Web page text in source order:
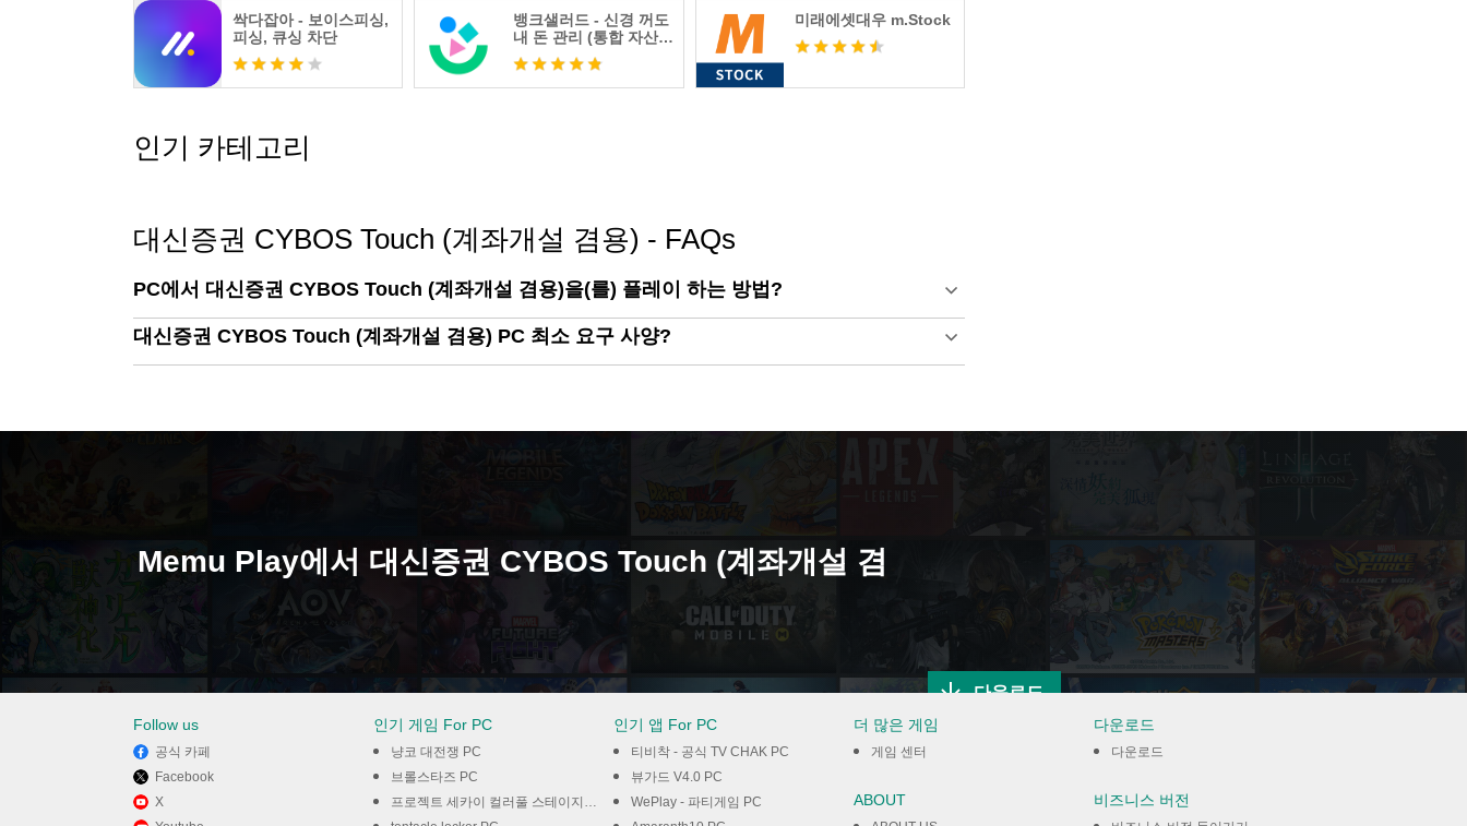
[앱 접근권한에 대한 고지]
※ [정보통신망 이용촉진 및 정보보호 등에 관한 법률] 제22조의 2 신설 및 시행령 개정에 따라 대신증권 모바
일 서비스 제공을 위하여 필요한 접근권한을 아래와 같이 안내해드립니다.
[필수적 접근권한]
- 전화 : 기기정보 및 상태 확인, 고객센터 연결을 위한 권한
[선택적 접근권한]
- 주소록 : 앱 소개 메시지 / 주식 현재가 / 이벤트 등 공유 시 주소록의 친구목록 접근 권한
- 마이크 : 챗봇 상담시 음성입력 또는 음성인식으로 종목선택을 위한 접근 권한
※ 선택적 접근권한의 허용에 동의하지 않아도 필수 서비스 이용이 가능하나, 필요한 일부 기능 사용에 제한
이 있을 수 있습니다.
싹다잡아 - 보이스피싱,
피싱, 큐싱 차단
뱅크샐러드 - 신경 꺼도
내 돈 관리 (통합 자산관
리, 자동 가계부)
미래에셋대우 m.Stock
인기 카테고리
대신증권 CYBOS Touch (계좌개설 겸용) - FAQs
PC에서 대신증권 CYBOS Touch (계좌개설 겸용)을(를) 플레이 하는 방법?
대신증권 CYBOS Touch (계좌개설 겸용) PC 최소 요구 사양?
Memu Play에서 대신증권 CYBOS Touch (계좌개설 겸
다운로드
Follow us
공식 카페
Facebook
X
인기 게임 For PC
냥코 대전쟁 PC
브롤스타즈 PC
프로젝트 세카이 컬러풀 스테이지! feat.하츠네 미쿠 PC
인기 앱 For PC
티비착 - 공식 TV CHAK PC
뷰가드 V4.0 PC
WePlay - 파티게임 PC
더 많은 게임
게임 센터
ABOUT
다운로드
다운로드
비즈니스 버전